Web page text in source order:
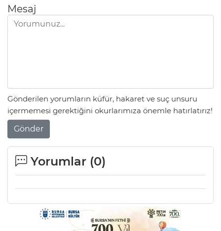
Mesaj
Gönderilen yorumların küfür, hakaret ve suç unsuru
içermemesi gerektiğini okurlarımıza önemle hatırlatırız!
Gönder
Yorumlar (0)